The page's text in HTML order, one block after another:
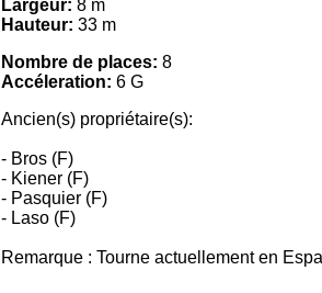
Largeur: 8 m
Hauteur: 33 m
Nombre de places: 8
Accéleration: 6 G
Ancien(s) propriétaire(s):
- Bros (F)
- Kiener (F)
- Pasquier (F)
- Laso (F)
Remarque : Tourne actuellement en